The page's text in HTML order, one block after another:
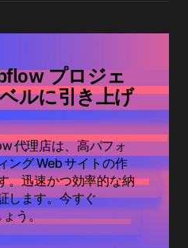
プロジェ
ルに引き上げ
代理店は、高パフォ
ング Web サイトの作
。迅速かつ効率的な納
します。今すぐ
う。